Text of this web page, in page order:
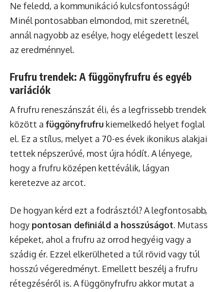
Ne feledd, a kommunikáció kulcsfontosságú!
Minél pontosabban elmondod, mit szeretnél,
annál nagyobb az esélye, hogy elégedett leszel
az eredménnyel.
Frufru trendek: A függönyfrufru és egyéb
variációk
A frufru reneszánszát éli, és a legfrissebb trendek
között a függönyfrufru kiemelkedő helyet foglal
el. Ez a stílus, melyet a 70-es évek ikonikus alakjai
tettek népszerűvé, most újra hódít. A lényege,
hogy a frufru középen kettéválik, lágyan
keretezve az arcot.
De hogyan kérd ezt a fodrásztól? A legfontosabb,
hogy pontosan definiáld a hosszúságot. Mutass
képeket, ahol a frufru az orrod hegyéig vagy a
szádig ér. Ezzel elkerülheted a túl rövid vagy túl
hosszú végeredményt. Emellett beszélj a frufru
rétegzéséről is. A függönyfrufru akkor mutat a